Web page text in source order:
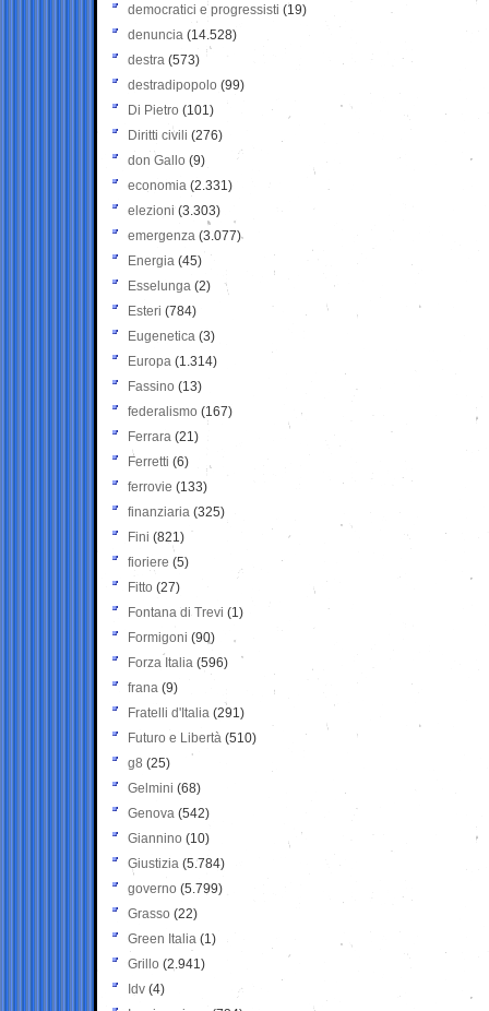
democratici e progressisti (19)
denuncia (14.528)
destra (573)
destradipopolo (99)
Di Pietro (101)
Diritti civili (276)
don Gallo (9)
economia (2.331)
elezioni (3.303)
emergenza (3.077)
Energia (45)
Esselunga (2)
Esteri (784)
Eugenetica (3)
Europa (1.314)
Fassino (13)
federalismo (167)
Ferrara (21)
Ferretti (6)
ferrovie (133)
finanziaria (325)
Fini (821)
fioriere (5)
Fitto (27)
Fontana di Trevi (1)
Formigoni (90)
Forza Italia (596)
frana (9)
Fratelli d'Italia (291)
Futuro e Libertà (510)
g8 (25)
Gelmini (68)
Genova (542)
Giannino (10)
Giustizia (5.784)
governo (5.799)
Grasso (22)
Green Italia (1)
Grillo (2.941)
Idv (4)